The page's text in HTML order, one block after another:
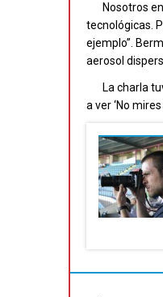
Nosotros
tecnológicas.
ejemplo”.
aerosol
La charla
a ver ‘No